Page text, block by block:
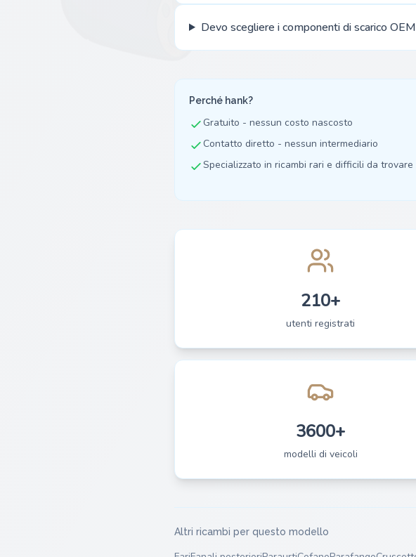
Devo scegliere i componenti di scarico
Perché hank?
Gratuito - nessun costo nascosto
Contatto diretto - nessun intermediario
Specializzato in ricambi rari e difficili da trovare
210+
utenti registrati
3600+
modelli di veicoli
Altri ricambi per questo modello